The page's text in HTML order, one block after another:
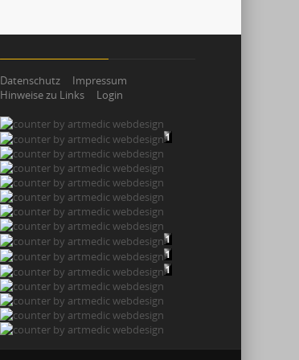
Datenschutz
Impressum
Hinweise zu Links
Login